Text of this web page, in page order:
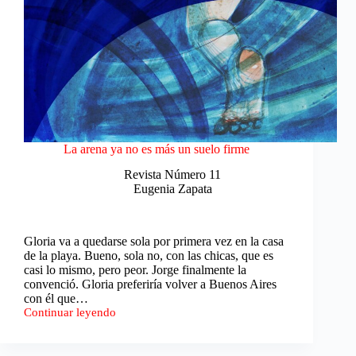
La arena ya no es más un suelo firme
Revista Número 11
Eugenia Zapata
Gloria va a quedarse sola por primera vez en la casa
de la playa. Bueno, sola no, con las chicas, que es
casi lo mismo, pero peor. Jorge finalmente la
convenció. Gloria preferiría volver a Buenos Aires
con él que…
Continuar leyendo
La